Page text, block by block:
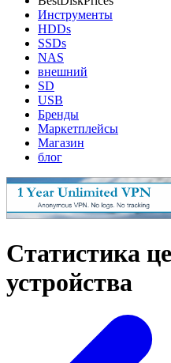
Инструменты
HDDs
SSDs
NAS
внешний
SD
USB
Бренды
Маркетплейсы
Магазин
блог
Статистика
устройства